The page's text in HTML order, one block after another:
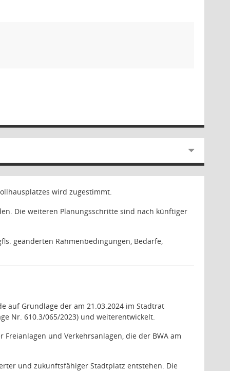
wird zugestimmt.
Die weiteren Planungsschritte sind nach künftiger
geänderten Rahmenbedingungen, Bedarfe,
auf Grundlage der am 21.03.2024 im Stadtrat
Nr. 610.3/065/2023) und weiterentwickelt.
und Verkehrsanlagen, die der BWA am
und zukunftsfähiger Stadtplatz entstehen. Die